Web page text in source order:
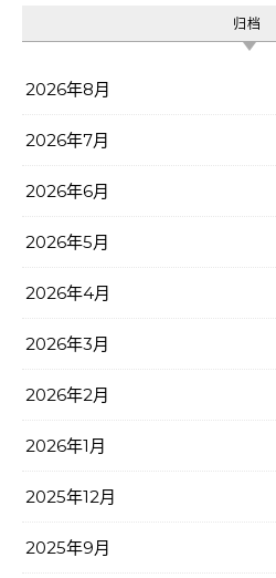
归档
2026年8月
2026年7月
2026年6月
2026年5月
2026年4月
2026年3月
2026年2月
2026年1月
2025年12月
2025年9月